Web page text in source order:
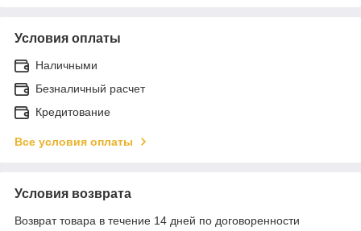
Условия оплаты
Наличными
Безналичный расчет
Кредитование
Все условия оплаты
Условия возврата
Возврат товара в течение 14 дней по договоренности